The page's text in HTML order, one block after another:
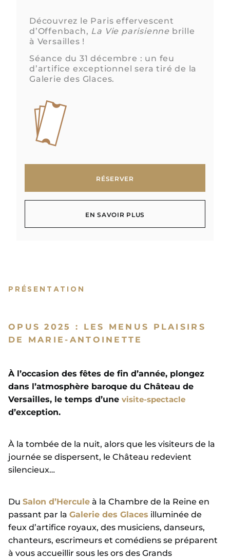
PRÉSENTATION
OPUS 2025 : LES MENUS PLAISIRS
DE MARIE-ANTOINETTE
À l’occasion des fêtes de fin d’année, plongez
dans l’atmosphère baroque du Château de
Versailles, le temps d’une visite-spectacle
d’exception.
À la tombée de la nuit, alors que les visiteurs de la
journée se dispersent, le Château redevient
silencieux…
Du Salon d’Hercule à la Chambre de la Reine en
passant par la Galerie des Glaces illuminée de
feux d’artifice royaux, des musiciens, danseurs,
chanteurs, escrimeurs et comédiens se préparent
à vous accueillir sous les ors des Grands
Découvrez le Paris effervescent
d’Offenbach, La Vie parisienne brille
à Versailles !
Séance du 31 décembre : un feu
d’artifice exceptionnel sera tiré de la
Galerie des Glaces.
RÉSERVER
EN SAVOIR PLUS